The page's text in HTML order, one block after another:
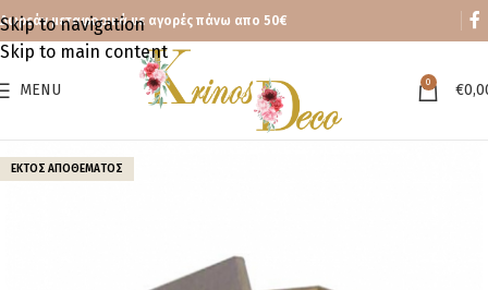
Skip to navigation
Skip to main content
Δωρεάν μεταφορικά με αγορές πάνω απο 50€
MENU 0 €
ΕΚΤΌΣ ΑΠΟΘΈΜΑΤΟΣ